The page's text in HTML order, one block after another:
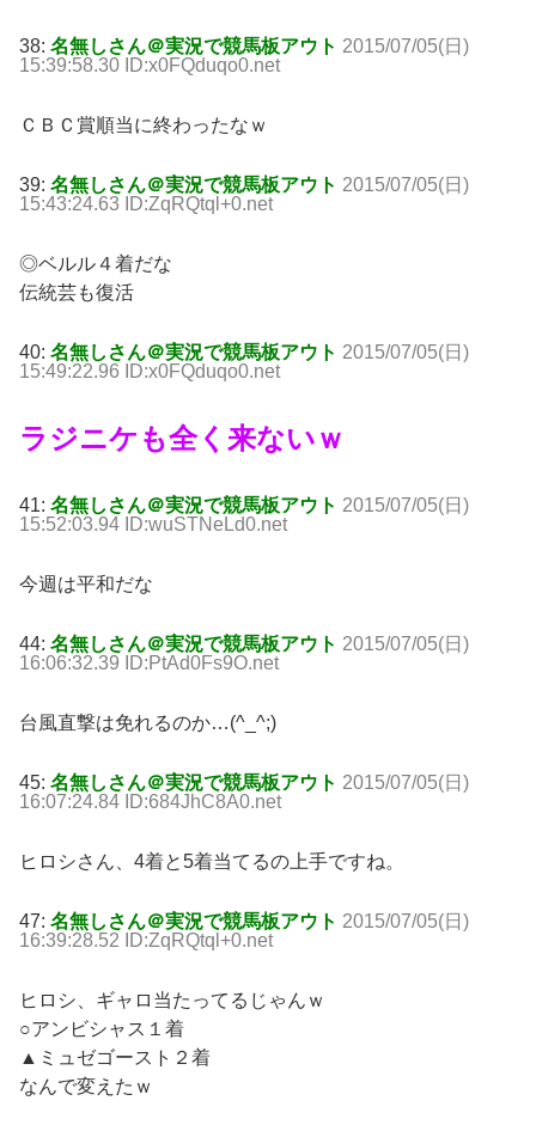
38: 名無しさん＠実況で競馬板アウト 2015/07/05(日)
15:39:58.30 ID:x0FQduqo0.net
ＣＢＣ賞順当に終わったなｗ
39: 名無しさん＠実況で競馬板アウト 2015/07/05(日)
15:43:24.63 ID:ZqRQtql+0.net
◎ベルル４着だな
伝統芸も復活
40: 名無しさん＠実況で競馬板アウト 2015/07/05(日)
15:49:22.96 ID:x0FQduqo0.net
ラジニケも全く来ないｗ
41: 名無しさん＠実況で競馬板アウト 2015/07/05(日)
15:52:03.94 ID:wuSTNeLd0.net
今週は平和だな
44: 名無しさん＠実況で競馬板アウト 2015/07/05(日)
16:06:32.39 ID:PtAd0Fs9O.net
台風直撃は免れるのか…(^_^;)
45: 名無しさん＠実況で競馬板アウト 2015/07/05(日)
16:07:24.84 ID:684JhC8A0.net
ヒロシさん、4着と5着当てるの上手ですね。
47: 名無しさん＠実況で競馬板アウト 2015/07/05(日)
16:39:28.52 ID:ZqRQtql+0.net
ヒロシ、ギャロ当たってるじゃんｗ
○アンビシャス１着
▲ミュゼゴースト２着
なんで変えたｗ